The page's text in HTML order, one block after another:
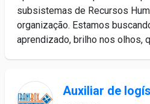
subsistemas de Recursos
organização. Estamos
aprendizado, brilho nos olhos,
Auxiliar de